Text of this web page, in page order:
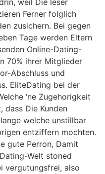
weil Die leser
Ferner folglich
zusichern. Bei gegen
Tage werden Eltern
Online-Dating-
70% ihrer Mitglieder
Abschluss und
EliteDating bei der
‘ne Zugehorigkeit
dass Die Kunden
welche unstillbar
entziffern mochten.
gute Perron, Damit
Welt stoned
vergutungsfrei, also